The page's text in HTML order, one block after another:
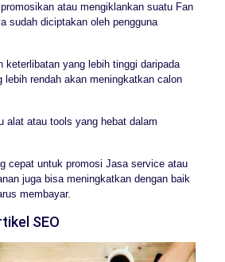
atau mengiklankan suatu Fan
sudah diciptakan oleh pengguna
keterlibatan yang lebih tinggi daripada
lebih rendah akan meningkatkan calon
alat atau tools yang hebat dalam
cepat untuk promosi Jasa service atau
juga bisa meningkatkan dengan baik
membayar.
SEO